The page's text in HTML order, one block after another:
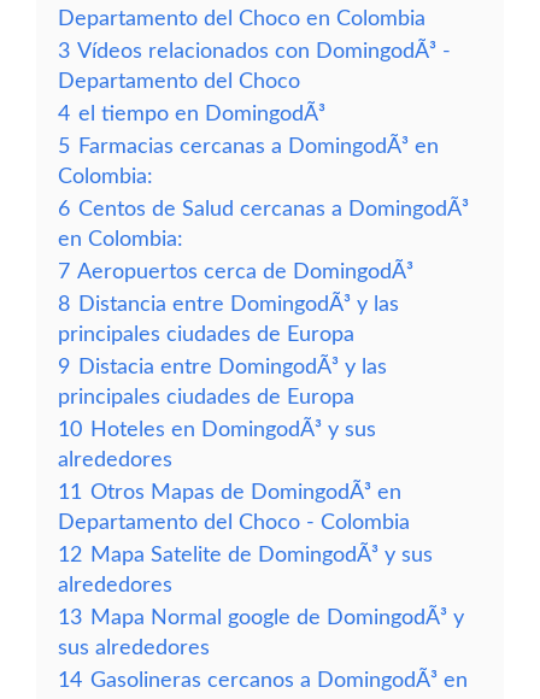
Departamento del Choco en Colombia
3 Vídeos relacionados con DomingodÃ³ -
Departamento del Choco
4 el tiempo en DomingodÃ³
5 Farmacias cercanas a DomingodÃ³ en
Colombia:
6 Centos de Salud cercanas a DomingodÃ³
en Colombia:
7 Aeropuertos cerca de DomingodÃ³
8 Distancia entre DomingodÃ³ y las
principales ciudades de Europa
9 Distacia entre DomingodÃ³ y las
principales ciudades de Europa
10 Hoteles en DomingodÃ³ y sus
alrededores
11 Otros Mapas de DomingodÃ³ en
Departamento del Choco - Colombia
12 Mapa Satelite de DomingodÃ³ y sus
alrededores
13 Mapa Normal google de DomingodÃ³ y
sus alrededores
14 Gasolineras cercanos a DomingodÃ³ en